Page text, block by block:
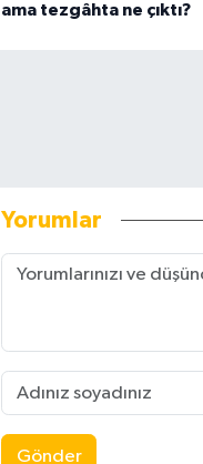
ama tezgâhta ne çıktı?
Yorumlar
Gönder